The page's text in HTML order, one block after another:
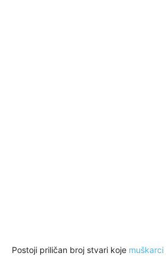
Postoji priličan broj stvari koje muškarci